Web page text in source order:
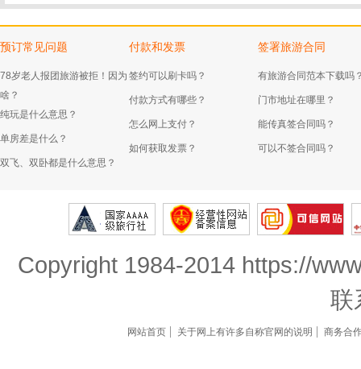
预订常见问题
78岁老人报团旅游被拒！因为
啥？
纯玩是什么意思？
单房差是什么？
双飞、双卧都是什么意思？
付款和发票
签约可以刷卡吗？
付款方式有哪些？
怎么网上支付？
如何获取发票？
签署旅游合同
有旅游合同范本下载吗
门市地址在哪里？
能传真签合同吗？
可以不签合同吗？
Copyright 1984-2014 https://
联
网站首页 关于网上有许多自称官网的说明 商务合